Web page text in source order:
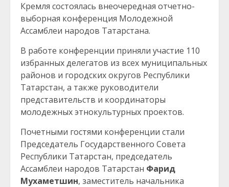
Кремля состоялась внеочередная отчетно-
выборная конференция Молодежной
Ассамблеи народов Татарстана.
В работе конференции приняли участие 110
избранных делегатов из всех муниципальных
районов и городских округов Республики
Татарстан, а также руководители
представительств и координаторы
молодежных этнокультурных проектов.
Почетными гостями конференции стали
Председатель Государственного Совета
Республики Татарстан, председатель
Ассамблеи народов Татарстан Фарид
Мухаметшин, заместитель начальника